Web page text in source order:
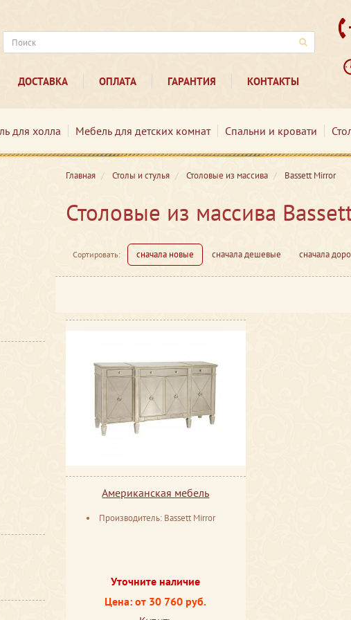
ДОСТАВКА ОПЛАТА ГАРАНТИЯ КОНТАКТЫ
для холла Мебель для детских комнат Спальни и кровати
Главная Столы и стулья Столовые из массива Bassett Mirror
Столовые из массива
Сортировать: сначала новые сначала дешевые сначала
Американская мебель
Производитель: Bassett Mirror
Уточните наличие
Цена: от 30 760 руб.